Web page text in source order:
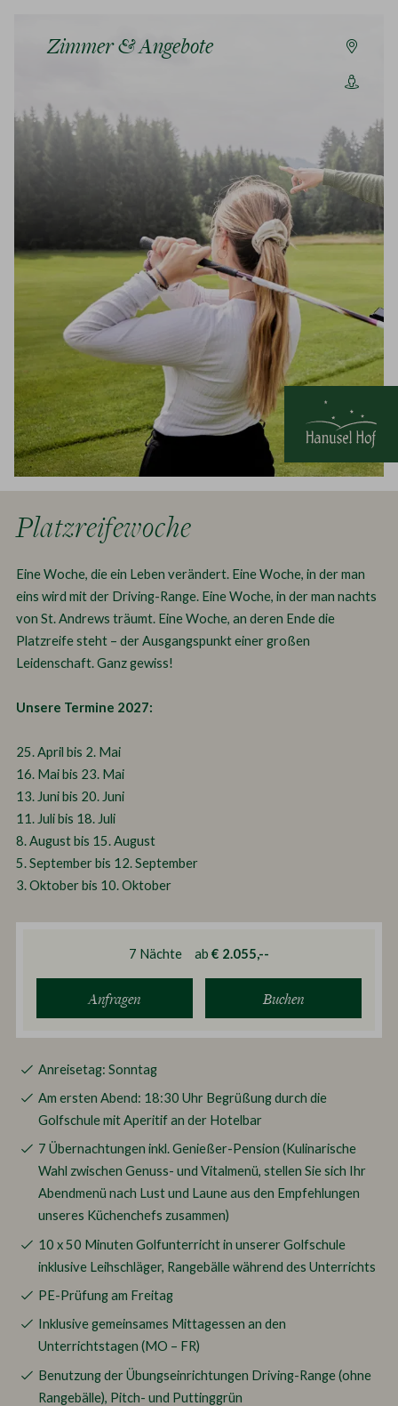
Zimmer & Angebote
Platzreifewoche
7 Nächte ab€ 2.055,--
Anfragen Buchen
Eine Woche, die ein Leben verändert. Eine Woche, in der man
eins wird mit der Driving-Range. Eine Woche, in der man nachts
von St. Andrews träumt. Eine Woche, an deren Ende die
Platzreife steht – der Ausgangspunkt einer großen
Leidenschaft. Ganz gewiss!
Unsere Termine 2027:
25. April bis 2. Mai
16. Mai bis 23. Mai
13. Juni bis 20. Juni
11. Juli bis 18. Juli
8. August bis 15. August
5. September bis 12. September
3. Oktober bis 10. Oktober
Anreisetag: Sonntag
Am ersten Abend: 18:30 Uhr Begrüßung durch die
Golfschule mit Aperitif an der Hotelbar
7 Übernachtungen inkl. Genießer-Pension (Kulinarische
Wahl zwischen Genuss- und Vitalmenü, stellen Sie sich Ihr
Abendmenü nach Lust und Laune aus den Empfehlungen
unseres Küchenchefs zusammen)
10 x 50 Minuten Golfunterricht in unserer Golfschule
inklusive Leihschläger, Rangebälle während des Unterrichts
PE-Prüfung am Freitag
Inklusive gemeinsames Mittagessen an den
Unterrichtstagen (MO – FR)
Benutzung der Übungseinrichtungen Driving-Range (ohne
Rangebälle), Pitch- und Puttinggrün